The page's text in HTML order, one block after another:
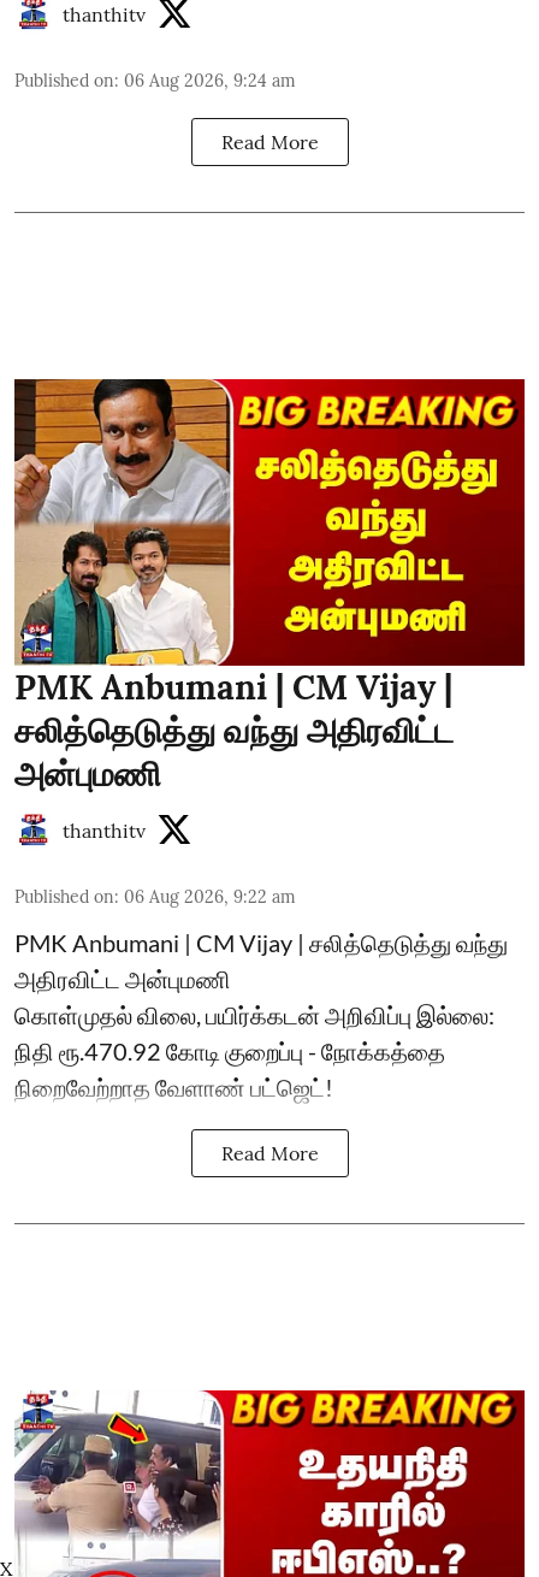
thanthitv
Published on: 06 Aug 2026, 9:24 am
Read More
PMK Anbumani | CM Vijay |
சலித்தெடுத்து வந்து அதிரவிட்ட
அன்புமணி
thanthitv
Published on: 06 Aug 2026, 9:22 am
PMK Anbumani | CM Vijay | சலித்தெடுத்து வந்து
அதிரவிட்ட அன்புமணி
கொள்முதல் விலை, பயிர்க்கடன் அறிவிப்பு இல்லை:
நிதி ரூ.470.92 கோடி குறைப்பு - நோக்கத்தை
நிறைவேற்றாத வேளாண் பட்ஜெட்!
Read More
X